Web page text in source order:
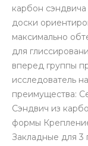
карбон
доски
максимально
для
вперед группы
исследователь
преимущества:
Сэндвич из
формы
Закладные для 3